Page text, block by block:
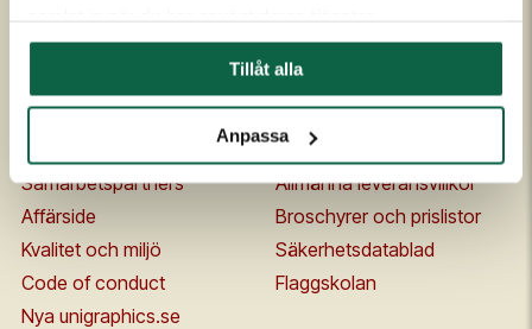
Tillåt alla
Anpassa
Om oss
Medarbetare
Samarbetspartners
Affärside
Kvalitet och miljö
Code of conduct
Nya unigraphics.se
Kontakta oss
FAQ
Om UniScore
Köpvillkor
Allmänna leveransvillkor
Broschyrer och prislistor
Säkerhetsdatablad
Flaggskolan